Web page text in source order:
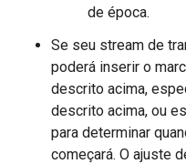
de época.
Se seu stream de
poderá inserir o
descrito acima,
descrito acima, ou
para determinar
começará. O ajuste